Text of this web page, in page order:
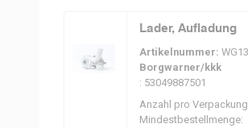
Lader, Aufladung
Artikelnummer:
Borgwarner/kkk
: 53049887501
Anzahl pro
Mindestbestellmenge: